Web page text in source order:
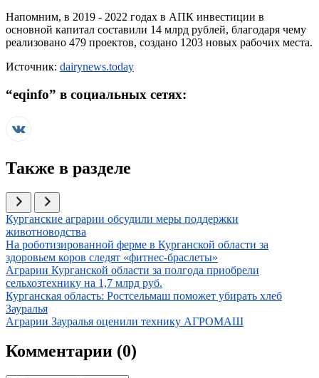
Напомним, в 2019 - 2022 годах в АПК инвестиции в
основной капитал составили 14 млрд рублей, благодаря чему
реализовано 479 проектов, создано 1203 новых рабочих места.
Источник: dairynews.today
“eqinfo” в социальных сетях:
Также в разделе
Иллюстрация новости
Курганские аграрии обсудили меры поддержки
животноводства
Иллюстрация новости
На роботизированной ферме в Курганской области за
здоровьем коров следят «фитнес-браслеты»
Иллюстрация новости
Аграрии Курганской области за полгода приобрели
сельхозтехнику на 1,7 млрд руб.
Иллюстрация новости
Курганская область: Ростсельмаш поможет убирать хлеб
Зауралья
Иллюстрация новости
Аграрии Зауралья оценили технику АГРОМАШ
Комментарии (0)